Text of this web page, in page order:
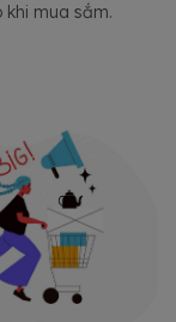
mua sắm.